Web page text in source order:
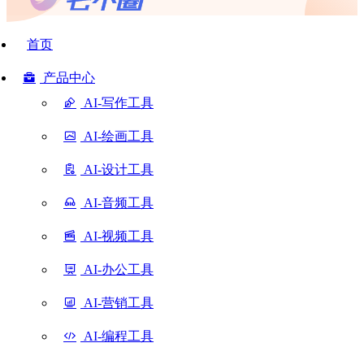
首页
产品中心
AI-写作工具
AI-绘画工具
AI-设计工具
AI-音频工具
AI-视频工具
AI-办公工具
AI-营销工具
AI-编程工具